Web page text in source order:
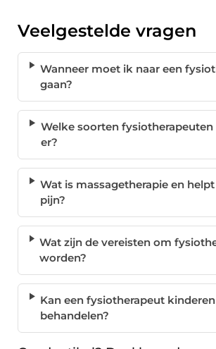
Veelgestelde vragen
Wanneer moet ik naar een
gaan?
Welke soorten fysiotherapeuten
er?
Wat is massagetherapie en
pijn?
Wat zijn de vereisten om
worden?
Kan een fysiotherapeut kinderen
behandelen?